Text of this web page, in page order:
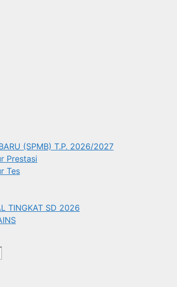
(SPMB) T.P. 2026/2027
Prestasi
Tes
TINGKAT SD 2026